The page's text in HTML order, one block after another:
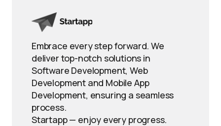
Embrace every step forward. We
deliver top-notch solutions in
Software Development, Web
Development and Mobile App
Development, ensuring a seamless
process.
Startapp — enjoy every progress.